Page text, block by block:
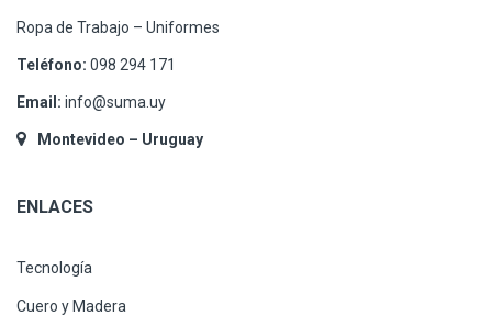
Ropa de Trabajo – Uniformes
Teléfono: 098 294 171
Email: info@suma.uy
Montevideo – Uruguay
ENLACES
Tecnología
Cuero y Madera